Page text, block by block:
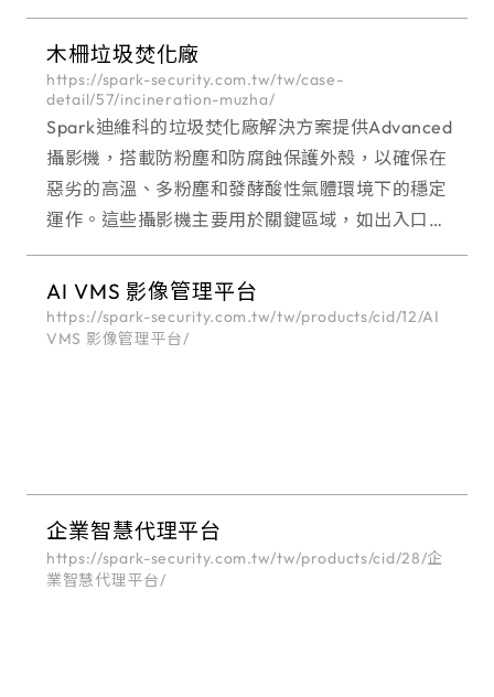
系統相容，並在大樓與樹木陰影下提供高品質影
像。即使光線不足或被遮蔽，校方仍能獲得清晰畫
面，有效保障校園安全。
木柵垃圾焚化廠
https://spark-security.com.tw/tw/case-
detail/57/incineration-muzha/
Spark迪維科的垃圾焚化廠解決方案提供Advanced
攝影機，搭載防粉塵和防腐蝕保護外殼，以確保在
惡劣的高溫、多粉塵和發酵酸性氣體環境下的穩定
運作。這些攝影機主要用於關鍵區域，如出入口、
傾卸區域和堆肥發酵區的監控，以確保車輛通行和
垃圾處理的有效性。
AI VMS 影像管理平台
https://spark-security.com.tw/tw/products/cid/12/AI
VMS 影像管理平台/
企業智慧代理平台
https://spark-security.com.tw/tw/products/cid/28/企
業智慧代理平台/